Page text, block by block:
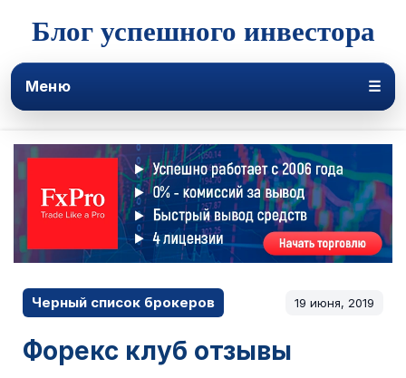
Блог успешного инвестора
Меню ☰
Черный список брокеров 19 июня, 2019
Форекс клуб отзывы